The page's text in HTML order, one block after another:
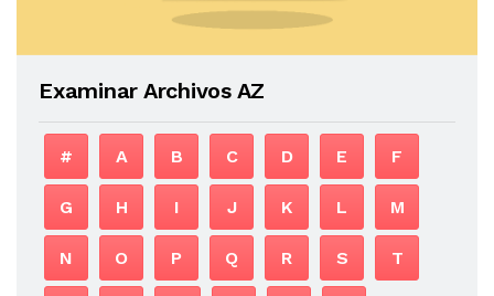
Examinar Archivos AZ
# A B C D E F
G H I J K L M
N O P Q R S T